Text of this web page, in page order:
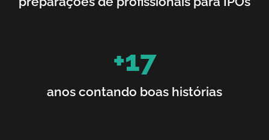
anos contando boas histórias
+17